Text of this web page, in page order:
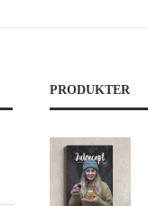
PRODUKTER